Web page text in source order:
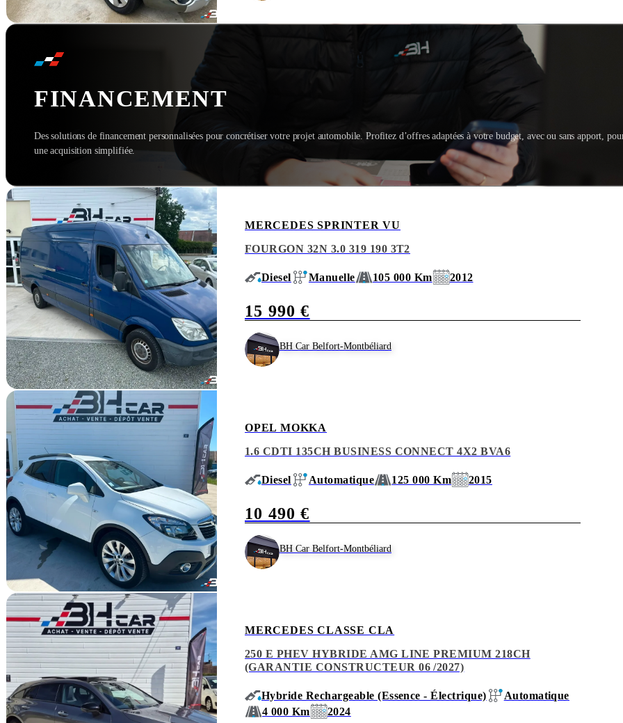
FINANCEMENT
Des solutions de financement personnalisées pour concrétiser votre projet automobile. Profitez d’offres adaptées à votre budget, avec ou sans apport,
une acquisition simplifiée.
MERCEDES SPRINTER VU
FOURGON 32N 3.0 319 190 3T2
Diesel Manuelle 105 000 Km 2012
15 990 €
BH Car Belfort-Montbéliard
OPEL MOKKA
1.6 CDTI 135CH BUSINESS CONNECT 4X2 BVA6
Diesel Automatique 125 000 Km 2015
10 490 €
BH Car Belfort-Montbéliard
MERCEDES CLASSE CLA
250 E PHEV HYBRIDE AMG LINE PREMIUM 218CH
(GARANTIE CONSTRUCTEUR 06 /2027)
Hybride Rechargeable (Essence - Électrique)
Automatique
4 000 Km
2024